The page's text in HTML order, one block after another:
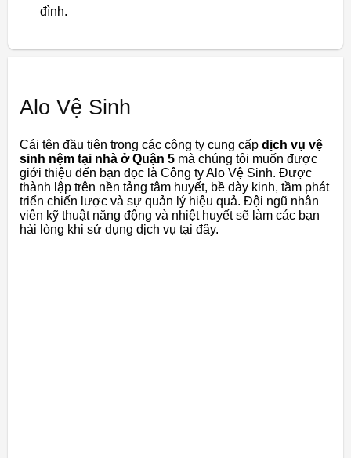
đình.
Alo Vệ Sinh
Cái tên đầu tiên trong các công ty cung cấp dịch vụ vệ
sinh nệm tại nhà ở Quận 5 mà chúng tôi muốn được
giới thiệu đến bạn đọc là Công ty Alo Vệ Sinh. Được
thành lập trên nền tảng tâm huyết, bề dày kinh, tầm phát
triển chiến lược và sự quản lý hiệu quả. Đội ngũ nhân
viên kỹ thuật năng động và nhiệt huyết sẽ làm các bạn
hài lòng khi sử dụng dịch vụ tại đây.